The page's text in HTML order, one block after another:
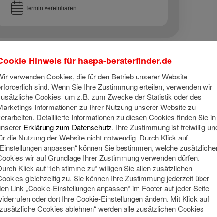
Termin vereinbaren
mich
Familienvater bin ich von Geburt an fest mit der Region
Wochenenden und Urlaube mit der Familie an der
gerne im Garten.
Meine
Seit fast
Media
Hinweis für haspa-beraterfinder.de
verwenden Cookies, die für den Betrieb unserer Website
sind. Wenn Sie Ihre Zustimmung erteilen, verwenden wir
Cookies, um z.B. zum Zwecke der Statistik oder des
Informationen zu Ihrer Nutzung unserer Website zu
Detaillierte Informationen zu diesen Cookies finden Sie in
Erklärung zum Datenschutz. Ihre Zustimmung ist freiwillig
die Nutzung der Website nicht notwendig. Durch Klick auf
anpassen“ können Sie bestimmen, welche
wir auf Grundlage Ihrer Zustimmung verwenden dürfen.
Klick auf “Ich stimme zu“ willigen Sie allen zusätzlichen
gleichzeitig zu. Sie können Ihre Zustimmung jederzeit über
Link „Cookie-Einstellungen anpassen“ im Footer auf jeder Seite
oder dort Ihre Cookie-Einstellungen ändern. Mit Klick auf
Cookies ablehnen“ werden alle zusätzlichen Cookies